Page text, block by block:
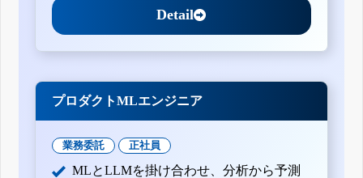
Detail
プロダクトMLエンジニア
業務委託 正社員
MLとLLMを掛け合わせ、分析から予測